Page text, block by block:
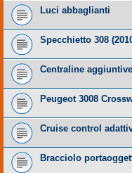
Luci abbaglianti
Specchietto 308
Centraline
Peugeot 3008
Cruise control
Bracciolo